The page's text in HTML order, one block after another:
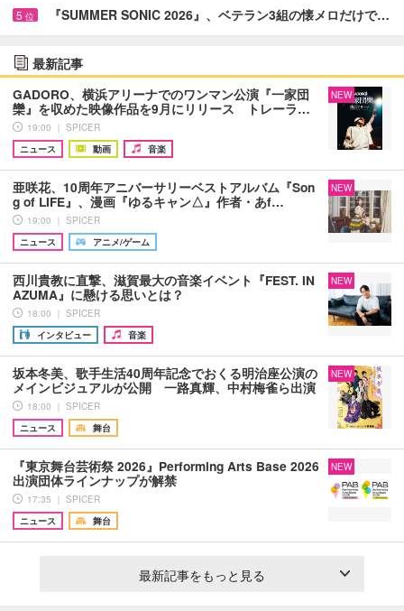
5 位 『SUMMER SONIC 2026』、ベテラン3組の懐メロだけで…
最新記事
GADORO、横浜アリーナでのワンマン公演『一家団
欒』を収めた映像作品を9月にリリース トレーラ…
19:00 ｜ SPICER
ニュース
動画 音楽
NEW
亜咲花、10周年アニバーサリーベストアルバム『Son
g of LIFE』、漫画『ゆるキャン△』作者・あf…
19:00 ｜ SPICER
ニュース
アニメ/ゲーム
NEW
西川貴教に直撃、滋賀最大の音楽イベント『FEST. IN
AZUMA』に懸ける思いとは？
18:00 ｜ SPICER
インタビュー
音楽
NEW
坂本冬美、歌手生活40周年記念でおくる明治座公演の
メインビジュアルが公開 一路真輝、中村梅雀ら出演
18:00 ｜ SPICER
ニュース
舞台
NEW
『東京舞台芸術祭 2026』Performing Arts Base 2026
出演団体ラインナップが解禁
17:35 ｜ SPICER
ニュース
舞台
NEW
最新記事をもっと見る